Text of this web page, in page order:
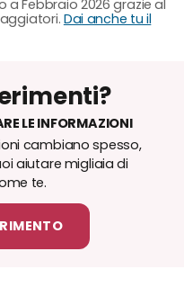
Febbraio 2026 grazie al
Dai anche tu il
LE INFORMAZIONI
cambiano spesso,
aiutare migliaia di
te.